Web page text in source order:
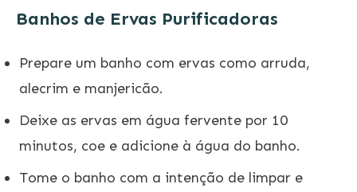
Banhos de Ervas Purificadoras
Prepare um banho com ervas como arruda,
alecrim e manjericão.
Deixe as ervas em água fervente por 10
minutos, coe e adicione à água do banho.
Tome o banho com a intenção de limpar e